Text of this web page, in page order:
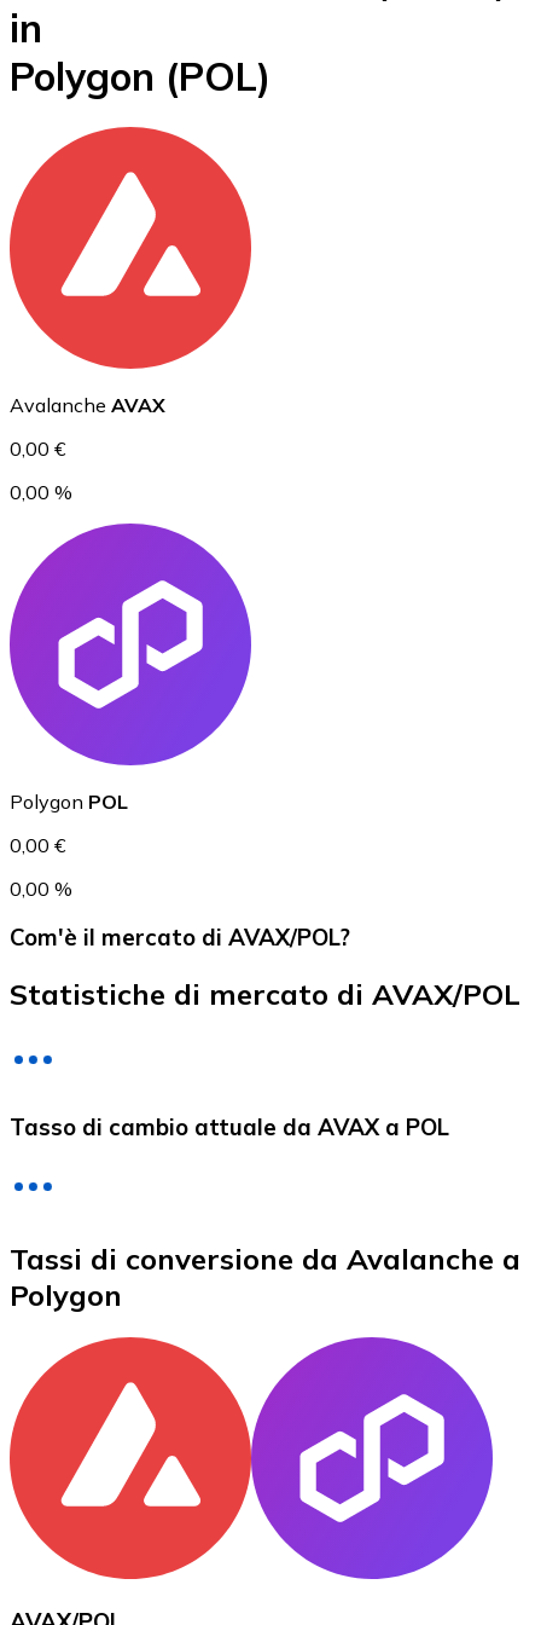
Ethereum
ETH
USD Coin
USDC
XRP
in
Polygon (POL)
Avalanche AVAX
0,00 €
0,00 %
Polygon POL
0,00 €
0,00 %
Com'è il mercato di AVAX/POL?
Statistiche di mercato di AVAX/POL
Tasso di cambio attuale da AVAX a POL
Tassi di conversione da Avalanche a
Polygon